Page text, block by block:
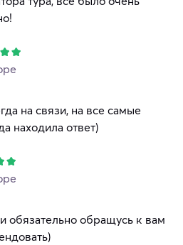
на связи, на все самые
находила ответ)
обязательно обращусь к вам